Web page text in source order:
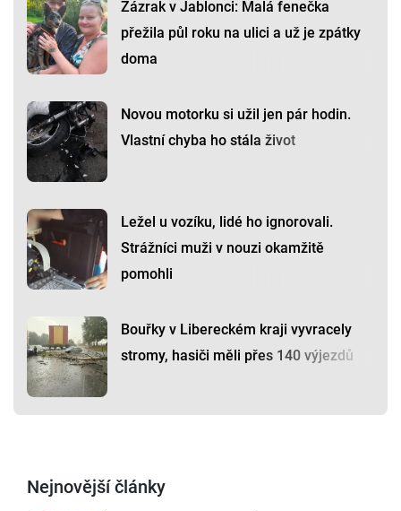
Zázrak v Jablonci: Malá fenečka
přežila půl roku na ulici a už je zpátky
doma
Novou motorku si užil jen pár hodin.
Vlastní chyba ho stála život
Ležel u vozíku, lidé ho ignorovali.
Strážníci muži v nouzi okamžitě
pomohli
Bouřky v Libereckém kraji vyvracely
stromy, hasiči měli přes 140 výjezdů
Nejnovější články